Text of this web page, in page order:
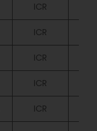
ICR
ICR
ICR
ICR
ICR